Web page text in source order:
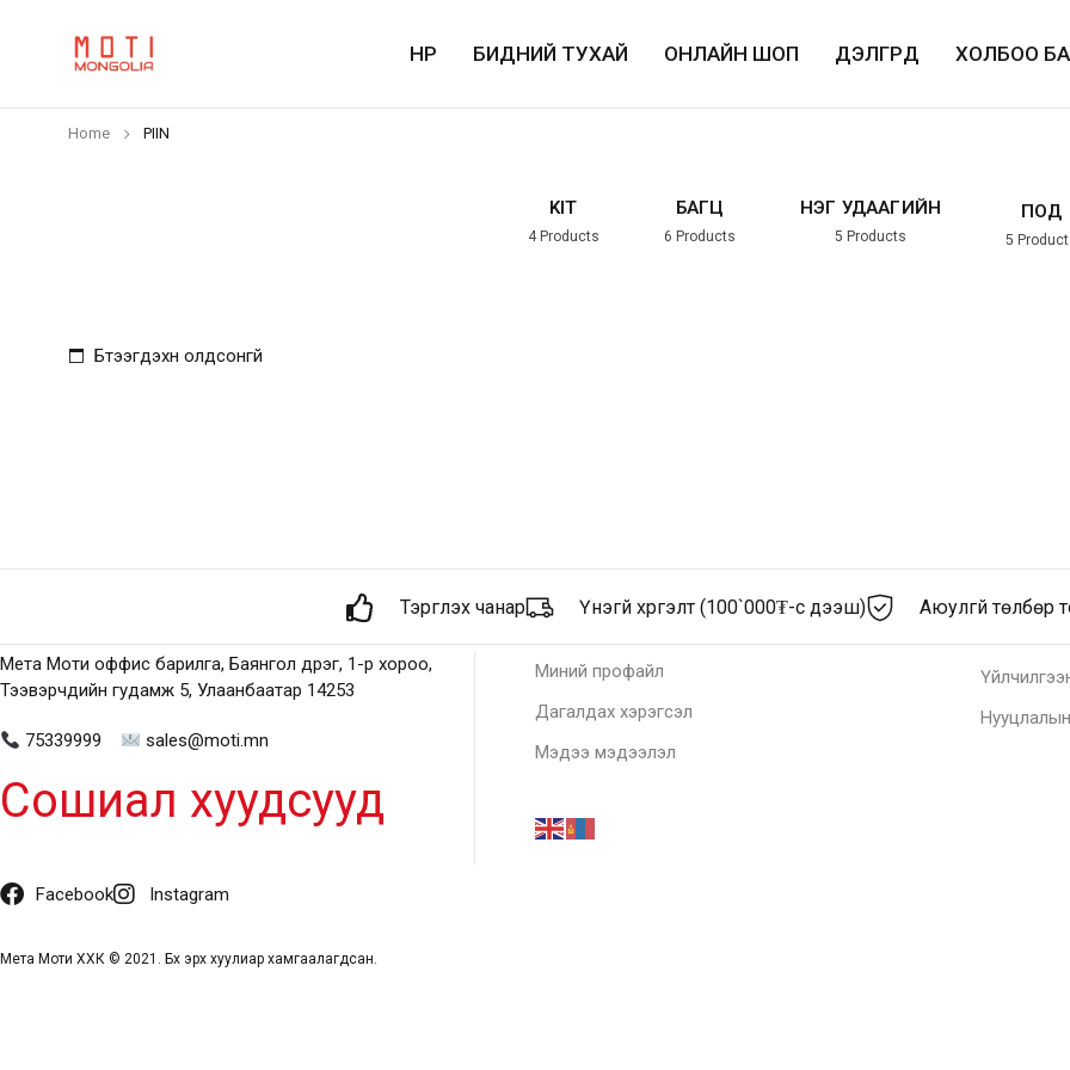
НҮҮР БИДНИЙ ТУХАЙ ОНЛАЙН ШОП ДЭЛГҮҮРҮҮД ХОЛБОО
Home PIIN
KIT
4 Products
БАГЦ
6 Products
НЭГ УДААГИЙН
5 Products
ПОД
5
Бүтээгдэхүүн олдсонгүй
Тэргүүлэх чанар Үнэгүй хүргэлт (100`000₮-с дээш) Аюулгүй төлбөр
Мета Моти оффис барилга, Баянгол дүүрэг, 1-р хороо,
Тээвэрчдийн гудамж 5, Улаанбаатар 14253
75339999 sales@moti.mn
Сошиал хуудсууд
Facebook Instagram
Миний профайл
Дагалдах хэрэгсэл
Мэдээ мэдээлэл
Мета Моти ХХК © 2021. Бүх эрх хуулиар хамгаалагдсан.